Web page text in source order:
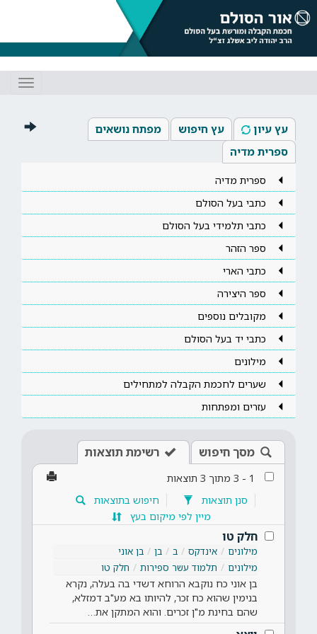
עץ עיון עץ חיפוש
מפתח נושאים
ספרית מדיה
ספרית מדיה
כתבי בעל הסולם
כתבי תלמידי בעל הסולם
ספר הזהר
כתבי הארי
ספר היצירה
מקובלים נוספים
כתבי יד בעל הסולם
מילונים
שערים לחכמת הקבלה למתחילים
עזרים ומפתחות
מסך חיפוש רשימת תוצאות
1
-
3 מתוך 3 תוצאות
סנן תוצאות
חיפוש בתוצאות
מיין לפי מיקום בעץ
חלק טו
מילונים אינדקס ב בן
בן אוני
מילונים
תלמוד עשר ספירות חלק טו
בן אוני כח נוקבא הרוחא דשדי בה בעלה, נקרא
בנימין שהוא כח זכר, להיותו בא מע"ב דמזלא,
שהם בחינת מ"ן זכרים. והוא המתקן את…